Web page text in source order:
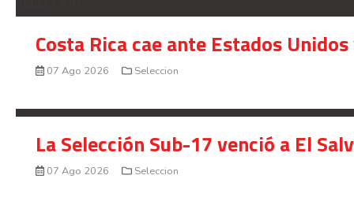
Costa Rica cae ante Estados
07 Ago 2026 Seleccion
La Selección Sub-17 venció a El
07 Ago 2026 Seleccion